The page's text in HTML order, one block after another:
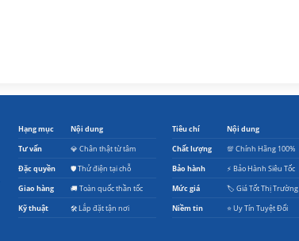
Hạng mục Nội dung
Tư vấn 💎 Chân thật từ tâm
Đặc quyền 🛡️ Thử điện tại chỗ
Giao hàng 🚚 Toàn quốc thần tốc
Kỹ thuật 🛠️ Lắp đặt tận nơi
Tiêu chí Nội dung
Chất lượng 💯 Chính Hãng 100%
Bảo hành ⚡ Bảo Hành Siêu Tốc
Mức giá 🏷️ Giá Tốt Thị Trường
Niềm tin ⭐ Uy Tín Tuyệt Đối